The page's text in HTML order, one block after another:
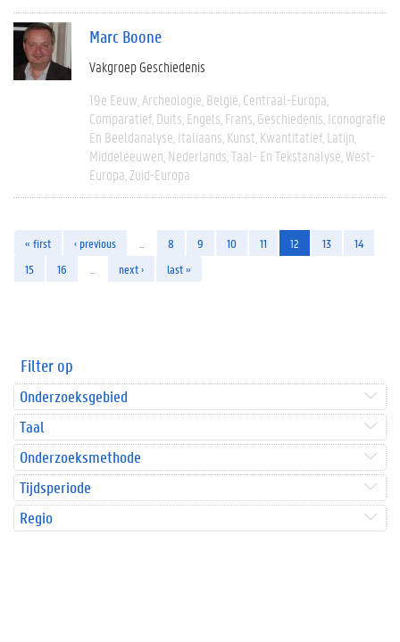
Marc Boone
Vakgroep Geschiedenis
19e Eeuw Archeologie België Centraal-Europa
Comparatief Duits Engels Frans Geschiedenis Iconografie
En Beeldanalyse Italiaans Kunst Kwantitatief Latijn
Middeleeuwen Nederlands Taal- En Tekstanalyse West-
Europa Zuid-Europa
« first ‹ previous 8 9 10 11 12 13
14
15
16 next › last »
Filter op
Onderzoeksgebied
Taal
Onderzoeksmethode
Tijdsperiode
Regio